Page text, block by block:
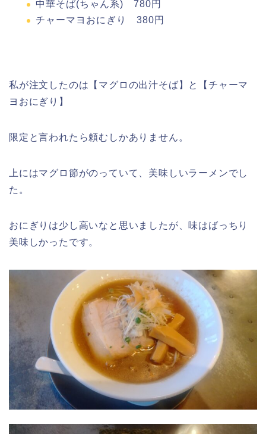
中華そば(ちゃん系) 780円
チャーマヨおにぎり 380円
私が注文したのは【マグロの出汁そば】と【チャーマ
ヨおにぎり】
限定と言われたら頼むしかありません。
上にはマグロ節がのっていて、美味しいラーメンでし
た。
おにぎりは少し高いなと思いましたが、味はばっちり
美味しかったです。